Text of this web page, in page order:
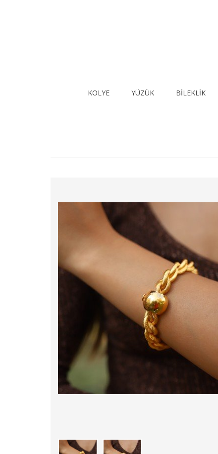
KOLYE YÜZÜK BİLEKLİK